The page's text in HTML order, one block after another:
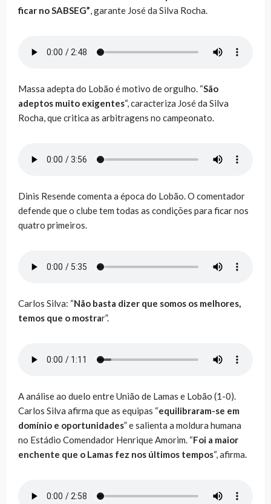
ficar no SABSEG”, garante José da Silva Rocha.
Massa adepta do Lobão é motivo de orgulho. “São
adeptos muito exigentes“, caracteriza José da Silva
Rocha, que critica as arbitragens no campeonato.
Dinis Resende comenta a época do Lobão. O comentador
defende que o clube tem todas as condições para ficar nos
quatro primeiros.
Carlos Silva: “Não basta dizer que somos os melhores,
temos que o mostrar”.
A análise ao duelo entre União de Lamas e Lobão (1-0).
Carlos Silva afirma que as equipas “equilibraram-se em
domínio e oportunidades” e salienta a moldura humana
no Estádio Comendador Henrique Amorim. “Foi a maior
enchente que o Lamas fez nos últimos tempos“, afirma.